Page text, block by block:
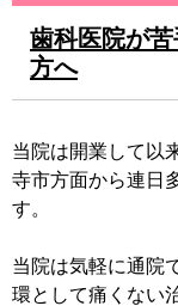
歯科医院が
方へ
当院は開業して以
寺市方面から連日
す。
当院は気軽に通院
環として痛くない